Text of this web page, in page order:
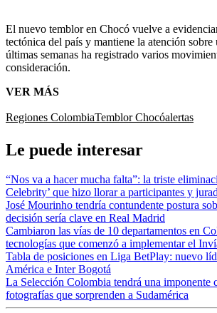
El nuevo temblor en Chocó vuelve a
tectónica del país y mantiene la atención sobre
últimas semanas ha registrado varios
consideración.
VER MÁS
Regiones ColombiaTemblorChocóalertas
Le puede interesar
“Nos va a hacer mucha falta”: la triste
Celebrity’ que hizo llorar a participantes y
José Mourinho tendría contundente postura
decisión sería clave en Real Madrid
Cambiaron las vías de 10 departamentos en
tecnologías que comenzó a implementar el
Tabla de posiciones en Liga BetPlay: nuevo
América e Inter Bogotá
La Selección Colombia tendrá una imponente
fotografías que sorprenden a Sudamérica